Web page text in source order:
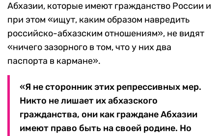
Абхазии, которые имеют гражданство России и
при этом «ищут, каким образом навредить
российско-абхазским отношениям», не видят
«ничего зазорного в том, что у них два
паспорта в кармане».
«Я не сторонник этих репрессивных мер.
Никто не лишает их абхазского
гражданства, они как граждане Абхазии
имеют право быть на своей родине. Но